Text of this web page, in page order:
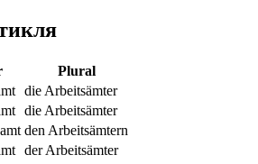
Plural
die Arbeitsämter
die Arbeitsämter
den Arbeitsämtern
der Arbeitsämter